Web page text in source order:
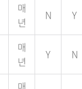
매
년
N Y
매
년
Y N
매